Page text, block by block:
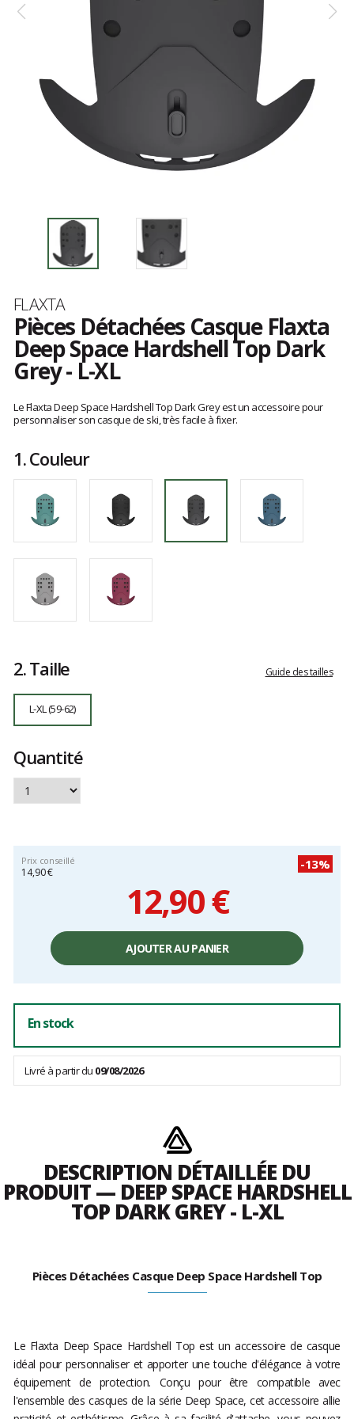
Marque
FLAXTA
Pièces Détachées Casque Flaxta
Deep Space Hardshell Top Dark
Grey - L-XL
7012
L-
avis
clients
Le Flaxta Deep Space Hardshell Top Dark Grey est un accessoire pour
personnaliser son casque de ski, très facile à fixer.
1.Couleur
2.Taille Guide des tailles
L-XL (59-62)
Quantité
Prix conseillé
14,90 €
-13%
12,90 €
unitaire,
AJOUTER AU PANIER
En stock
Livré à partir du 09/08/2026
DESCRIPTION DÉTAILLÉE DU
PRODUIT — DEEP SPACE HARDSHELL
TOP DARK GREY - L-XL
Pièces Détachées Casque Deep Space Hardshell Top
Le Flaxta Deep Space Hardshell Top est un accessoire de casque
idéal pour personnaliser et apporter une touche d'élégance à votre
équipement de protection. Conçu pour être compatible avec
l'ensemble des casques de la série Deep Space, cet accessoire allie